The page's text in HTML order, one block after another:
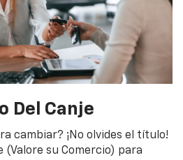
Del Canje
cambiar? ¡No olvides el título!
(Valore su Comercio) para